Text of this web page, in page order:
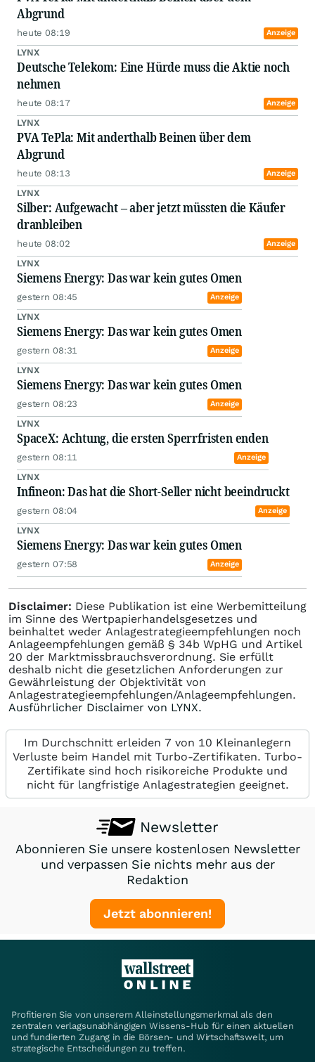
Abgrund
heute 08:19 Anzeige
LYNX
Deutsche Telekom: Eine Hürde muss die Aktie noch
nehmen
heute 08:17 Anzeige
LYNX
PVA TePla: Mit anderthalb Beinen über dem
Abgrund
heute 08:13 Anzeige
LYNX
Silber: Aufgewacht – aber jetzt müssten die Käufer
dranbleiben
heute 08:02 Anzeige
LYNX
Siemens Energy: Das war kein gutes Omen
gestern 08:45 Anzeige
LYNX
Siemens Energy: Das war kein gutes Omen
gestern 08:31 Anzeige
LYNX
Siemens Energy: Das war kein gutes Omen
gestern 08:23 Anzeige
LYNX
SpaceX: Achtung, die ersten Sperrfristen enden
gestern 08:11 Anzeige
LYNX
Infineon: Das hat die Short-Seller nicht beeindruckt
gestern 08:04 Anzeige
LYNX
Siemens Energy: Das war kein gutes Omen
gestern 07:58 Anzeige
Disclaimer: Diese Publikation ist eine Werbemitteilung
im Sinne des Wertpapierhandelsgesetzes und
beinhaltet weder Anlagestrategieempfehlungen noch
Anlageempfehlungen gemäß § 34b WpHG und Artikel
20 der Marktmissbrauchsverordnung. Sie erfüllt
deshalb nicht die gesetzlichen Anforderungen zur
Gewährleistung der Objektivität von
Anlagestrategieempfehlungen/Anlageempfehlungen.
Ausführlicher Disclaimer von LYNX.
Im Durchschnitt erleiden 7 von 10 Kleinanlegern
Verluste beim Handel mit Turbo-Zertifikaten. Turbo-
Zertifikate sind hoch risikoreiche Produkte und
nicht für langfristige Anlagestrategien geeignet.
Newsletter
Abonnieren Sie unsere kostenlosen Newsletter
und verpassen Sie nichts mehr aus der
Redaktion
Jetzt abonnieren!
Profitieren Sie von unserem Alleinstellungsmerkmal als den
zentralen verlagsunabhängigen Wissens-Hub für einen aktuellen
und fundierten Zugang in die Börsen- und Wirtschaftswelt, um
strategische Entscheidungen zu treffen.